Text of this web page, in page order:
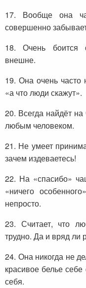
17. Вообще она
совершенно
18. Очень боится
внешне.
19. Она очень часто
«а что люди скажут».
20. Всегда найдёт
любым человеком.
21. Не умеет
зачем издеваетесь!
22. На «спасибо»
«ничего
непросто.
23. Считает, что
трудно. Да и вряд ли
24. Она никогда не
красивое белье
себя.